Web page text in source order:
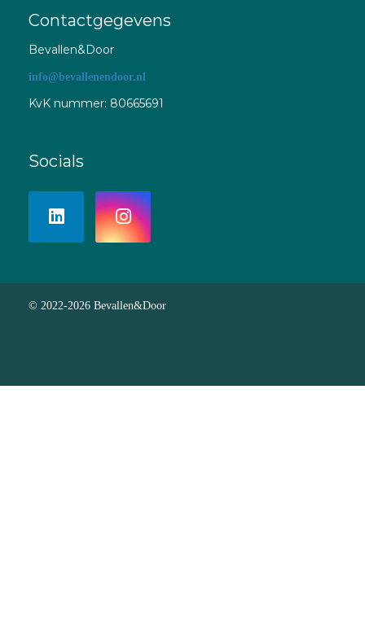
Contactgegevens
Bevallen&Door
info@bevallenendoor.nl
KvK nummer: 80665691
Socials
© 2022-2026 Bevallen&Door